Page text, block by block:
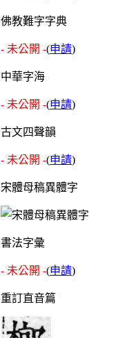
佛教難字字典
- 未公開 -(申請)
中華字海
- 未公開 -(申請)
古文四聲韻
- 未公開 -(申請)
宋體母稿異體字
書法字彙
- 未公開 -(申請)
重訂直音篇